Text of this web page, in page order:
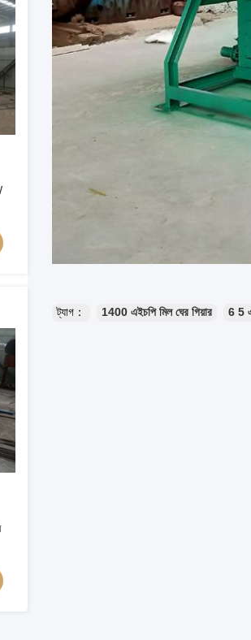
ট্যাগ： 1400 এইচপি মিল ঘের গিয়ার 6 5